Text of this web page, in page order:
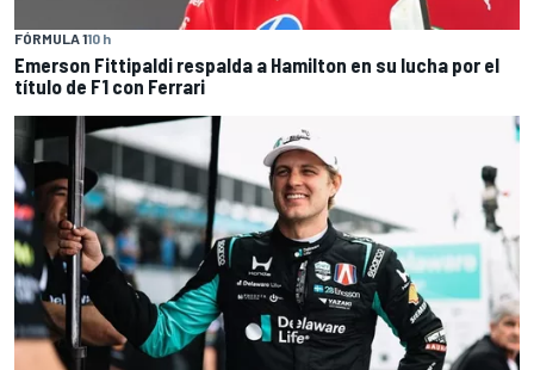
FÓRMULA 110 h
Emerson Fittipaldi respalda a Hamilton en su lucha por el
título de F1 con Ferrari